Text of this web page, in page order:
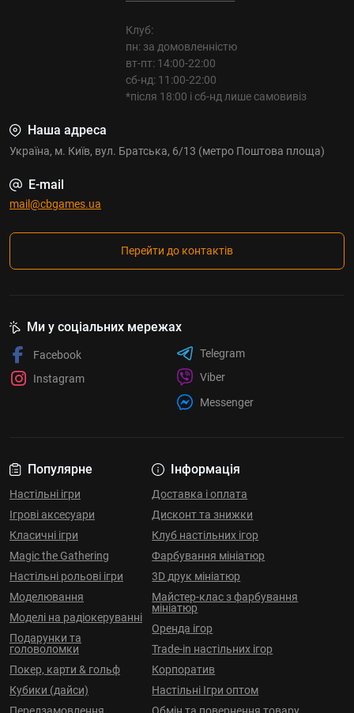
Клуб:
пн: за домовленністю
вт-пт: 14:00-22:00
сб-нд: 11:00-22:00
*після 18:00 і сб-нд лише самовивіз
Наша адреса
Україна, м. Київ, вул. Братська, 6/13 (метро Поштова площа)
E-mail
mail@cbgames.ua
Перейти до контактів
Популярне
Настільні ігри
Ігрові аксесуари
Класичні ігри
Magic the Gathering
Настільні рольові ігри
Моделювання
Моделі на радіокеруванні
Подарунки та
головоломки
Покер, карти & гольф
Кубики (дайси)
Інформація
Доставка і оплата
Дисконт та знижки
Клуб настільних ігор
Фарбування мініатюр
3D друк мініатюр
Майстер-клас з фарбування
мініатюр
Оренда ігор
Trade-in настільних ігор
Корпоратив
Настільні Ігри оптом
Ми у соціальних мережах
Facebook
Instagram
Telegram
Viber
Messenger